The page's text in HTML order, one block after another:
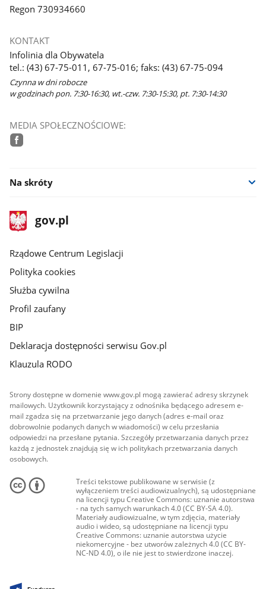
Regon 730934660
KONTAKT
Infolinia dla Obywatela
tel.: (43) 67-75-011, 67-75-016; faks: (43) 67-75-094
Czynna w dni robocze
w godzinach pon. 7:30-16:30, wt.-czw. 7:30-15:30, pt. 7:30-14:30
MEDIA SPOŁECZNOŚCIOWE:
Na skróty
stopka
gov.plStrona
gov.pl
Rządowe Centrum Legislacji
Polityka cookies
Służba cywilna
Profil zaufany
BIP
Deklaracja dostępności serwisu Gov.pl
Klauzula RODO
Strony dostępne w domenie www.gov.pl mogą zawierać adresy skrzynek
mailowych. Użytkownik korzystający z odnośnika będącego adresem e-
mail zgadza się na przetwarzanie jego danych (adres e-mail oraz
dobrowolnie podanych danych w wiadomości) w celu przesłania
odpowiedzi na przesłane pytania. Szczegóły przetwarzania danych przez
każdą z jednostek znajdują się w ich politykach przetwarzania danych
osobowych.
Treści tekstowe publikowane w serwisie (z
wyłączeniem treści audiowizualnych), są udostępniane
na licencji typu Creative Commons: uznanie autorstwa
- na tych samych warunkach 4.0 (CC BY-SA 4.0).
Materiały audiowizualne, w tym zdjęcia, materiały
audio i wideo, są udostępniane na licencji typu
Creative Commons: uznanie autorstwa użycie
niekomercyjne - bez utworów zależnych 4.0 (CC BY-
NC-ND 4.0), o ile nie jest to stwierdzone inaczej.